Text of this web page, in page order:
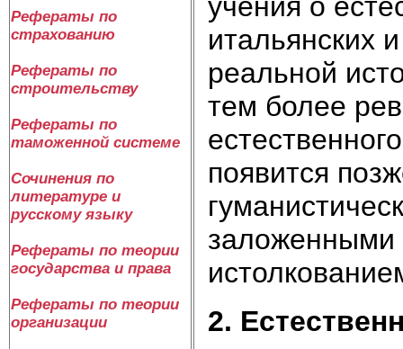
Рефераты по
страхованию
Рефераты по
строительству
Рефераты по
таможенной системе
Сочинения по
литературе и
русскому языку
Рефераты по теории
государства и права
Рефераты по теории
организации
итальянских
реальной
тем более
появится
заложенными
2.